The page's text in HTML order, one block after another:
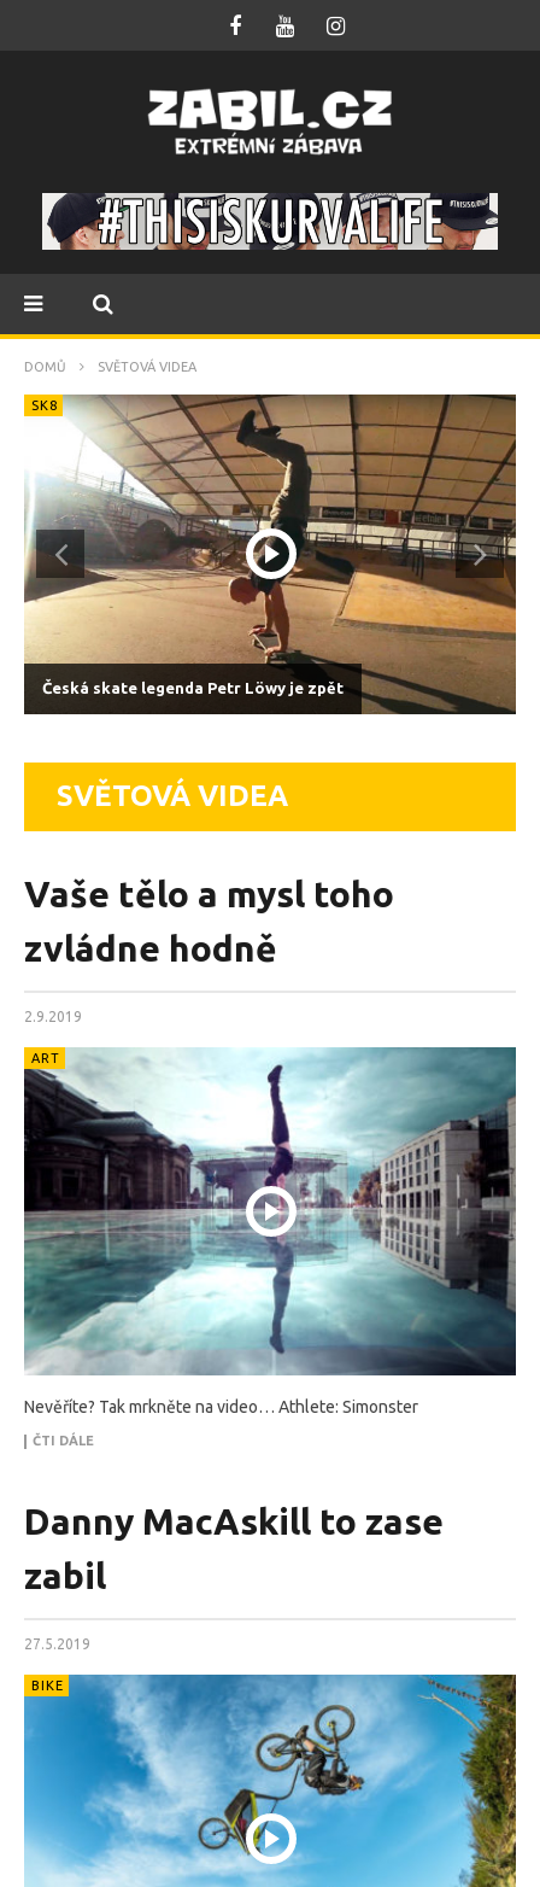
DOMŮ SVĚTOVÁ VIDEA
SK8
Česká skate legenda Petr Löwy je zpět
SVĚTOVÁ VIDEA
Vaše tělo a mysl toho
zvládne hodně
2.9.2019
ART
Nevěříte? Tak mrkněte na video… Athlete: Simonster
ČTI DÁLE
Danny MacAskill to zase
zabil
27.5.2019
BIKE